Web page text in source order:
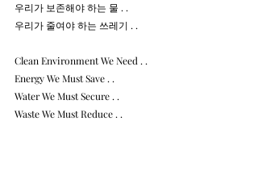
우리가 보존해야 하는 물 . .
우리가 줄여야 하는 쓰레기 . .
Clean Environment We Need . .
Energy We Must Save . .
Water We Must Secure . .
Waste We Must Reduce . .